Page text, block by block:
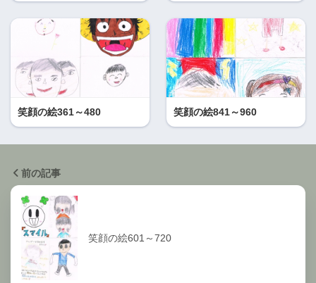
笑顔の絵361～480 笑顔の絵841～960
前の記事
笑顔の絵601～720